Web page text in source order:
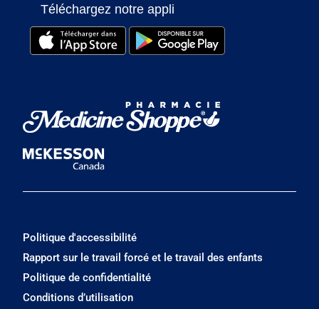
Téléchargez notre appli
Politique d'accessibilité
Rapport sur le travail forcé et le travail des enfants
Politique de confidentialité
Conditions d’utilisation